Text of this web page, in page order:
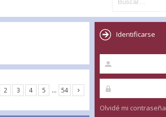
2 3 4 5 … 54
Identificarse
Olvidé mi contraseña